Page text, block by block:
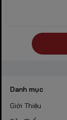
Danh mục
Giới Thiệu